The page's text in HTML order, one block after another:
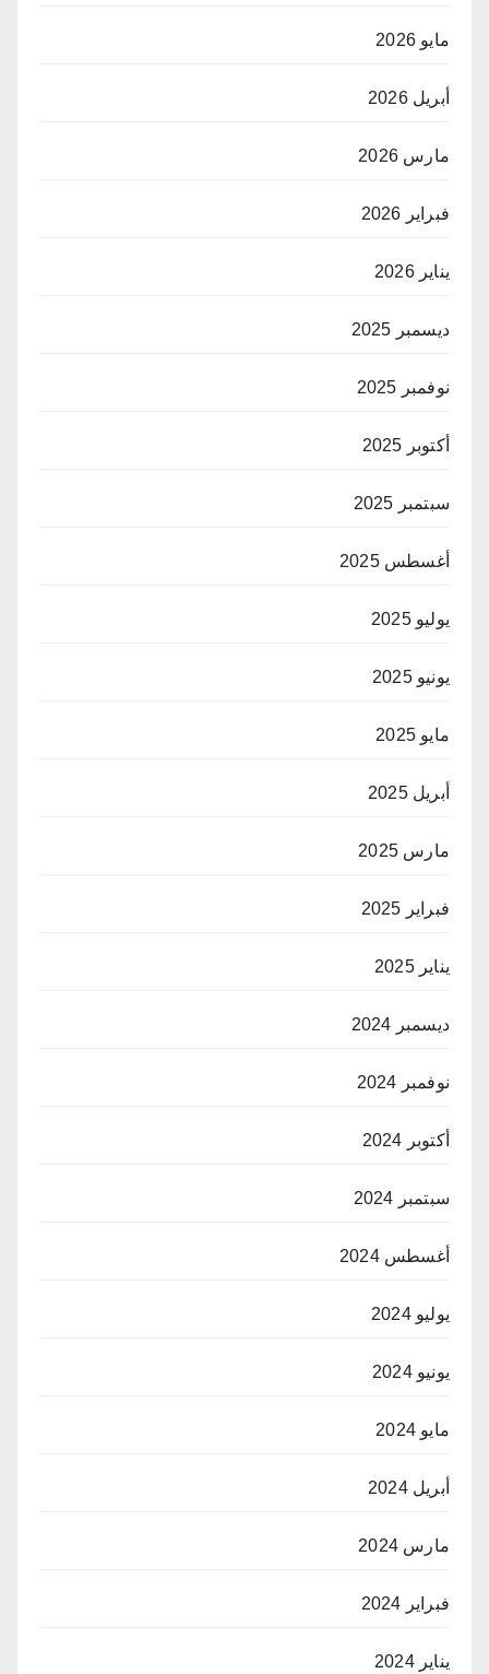
مايو 2026
أبريل 2026
مارس 2026
فبراير 2026
يناير 2026
ديسمبر 2025
نوفمبر 2025
أكتوبر 2025
سبتمبر 2025
أغسطس 2025
يوليو 2025
يونيو 2025
مايو 2025
أبريل 2025
مارس 2025
فبراير 2025
يناير 2025
ديسمبر 2024
نوفمبر 2024
أكتوبر 2024
سبتمبر 2024
أغسطس 2024
يوليو 2024
يونيو 2024
مايو 2024
أبريل 2024
مارس 2024
فبراير 2024
يناير 2024